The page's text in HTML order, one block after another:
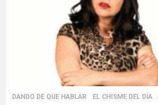
DANDO DE QUE HABLAR ,EL CHISME DEL DÍA